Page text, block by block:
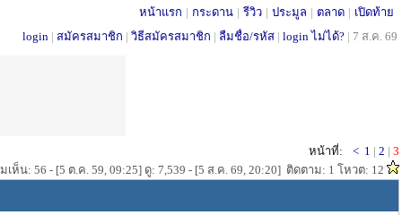
หน้าแรก | กระดาน | รีวิว | ประมูล | ตลาด | เปิดท้าย
login | สมัครสมาชิก | วิธีสมัครสมาชิก | ลืมชื่อ/รหัส | login ไม่ได้? | 7 ส.ค. 69
หน้าที่: < 1 | 2 | 3
เห็น: 56 - [5 ต.ค. 59, 09:25] ดู: 7,539 - [5 ส.ค. 69, 20:20] ติดตาม: 1 โหวต: 12